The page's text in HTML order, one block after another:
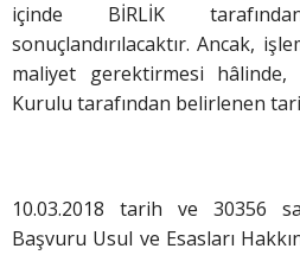
içinde BİRLİK
sonuçlandırılacaktır. Ancak,
maliyet gerektirmesi
Kurulu tarafından belirlenen
10.03.2018 tarih ve 30356
Başvuru Usul ve Esasları